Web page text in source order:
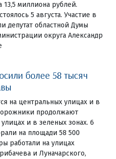
13,5 миллиона рублей.
5 августа. Участие в
депутат областной Думы
округа Александр
более 58 тысяч
на центральных улицах и в
продолжают
и в зеленых зонах. 6
на площади 58 500
работали на улицах
и Луначарского,